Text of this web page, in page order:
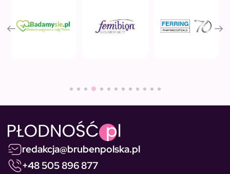
redakcja@brubenpolska.pl
+48 505 896 877